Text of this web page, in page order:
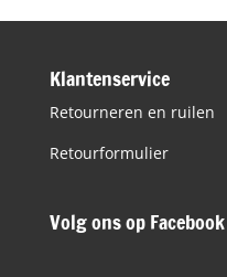
Klantenservice
Retourneren en ruilen
Retourformulier
Volg ons op Facebook